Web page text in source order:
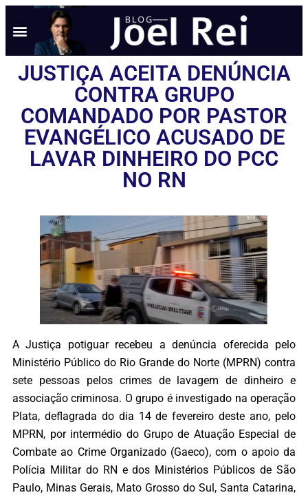
JUSTIÇA ACEITA DENÚNCIA
CONTRA GRUPO
COMANDADO POR PASTOR
EVANGÉLICO ACUSADO DE
LAVAR DINHEIRO DO PCC
NO RN
A Justiça potiguar recebeu a denúncia oferecida pelo
Ministério Público do Rio Grande do Norte (MPRN) contra
sete pessoas pelos crimes de lavagem de dinheiro e
associação criminosa. O grupo é investigado na operação
Plata, deflagrada do dia 14 de fevereiro deste ano, pelo
MPRN, por intermédio do Grupo de Atuação Especial de
Combate ao Crime Organizado (Gaeco), com o apoio da
Polícia Militar do RN e dos Ministérios Públicos de São
Paulo, Minas Gerais, Mato Grosso do Sul, Santa Catarina,